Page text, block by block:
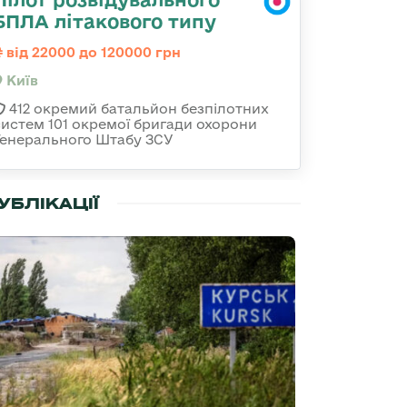
літакового типу
від 22000 до 120000 грн
Київ
412 окремий батальйон безпілотних
101 окремої бригади охорони
Штабу ЗСУ